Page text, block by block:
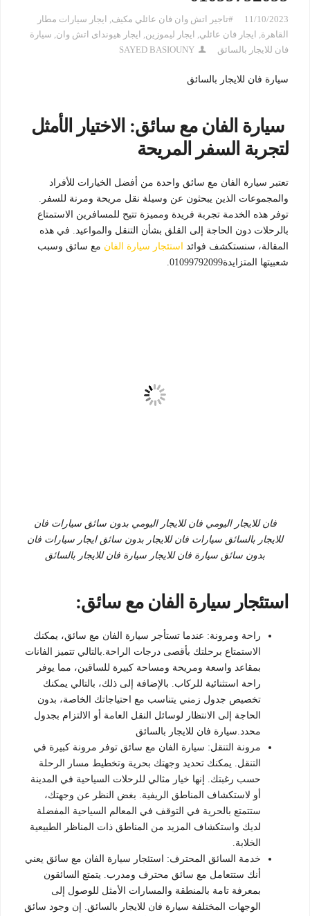
11/10/2023 #تاجير اتش وان فان عائلي مكيف, ايجار سيارات مطار
القاهرة, ايجار فان عائلي, ايجار ليموزين, ايجار هيونداى اتش وان, سيارة
فان للايجار بالسائق
SAYED BASIOUNY
سيارة فان للايجار بالسائق
سيارة الفان مع سائق: الاختيار الأمثل
لتجربة السفر المريحة
تعتبر سيارة الفان مع سائق واحدة من أفضل الخيارات للأفراد
والمجموعات الذين يبحثون عن وسيلة نقل مريحة ومرنة للسفر.
توفر هذه الخدمة تجربة فريدة ومميزة تتيح للمسافرين الاستمتاع
بالرحلات دون الحاجة إلى القلق بشأن التنقل والمواعيد. في هذه
المقالة، سنستكشف فوائد استئجار سيارة الفان مع سائق وسبب
شعبيتها المتزايدة01099792099.
فان للايجار اليومي فان للايجار اليومي بدون سائق سيارات فان
للايجار بالسائق سيارات فان للايجار بدون سائق ايجار سيارات فان
بدون سائق سيارة فان للايجار سيارة فان للايجار بالسائق
استئجار سيارة الفان مع سائق:
راحة ومرونة: عندما تستأجر سيارة الفان مع سائق، يمكنك
الاستمتاع برحلتك بأقصى درجات الراحة.بالتالي تتميز الفانات
بمقاعد واسعة ومريحة ومساحة كبيرة للساقين، مما يوفر
راحة استثنائية للركاب. بالإضافة إلى ذلك، بالتالي يمكنك
تخصيص جدول زمني يتناسب مع احتياجاتك الخاصة، بدون
الحاجة إلى الانتظار لوسائل النقل العامة أو الالتزام بجدول
محدد.سيارة فان للايجار بالسائق
مرونة التنقل: سيارة الفان مع سائق توفر مرونة كبيرة في
التنقل. يمكنك تحديد وجهتك بحرية وتخطيط مسار الرحلة
حسب رغبتك. إنها خيار مثالي للرحلات السياحية في المدينة
أو لاستكشاف المناطق الريفية. بغض النظر عن وجهتك،
ستتمتع بالحرية في التوقف في المعالم السياحية المفضلة
لديك واستكشاف المزيد من المناطق ذات المناظر الطبيعية
الخلابة.
خدمة السائق المحترف: استئجار سيارة الفان مع سائق يعني
أنك ستتعامل مع سائق محترف ومدرب. يتمتع السائقون
بمعرفة تامة بالمنطقة والمسارات الأمثل للوصول إلى
الوجهات المختلفة سيارة فان للايجار بالسائق. إن وجود سائق